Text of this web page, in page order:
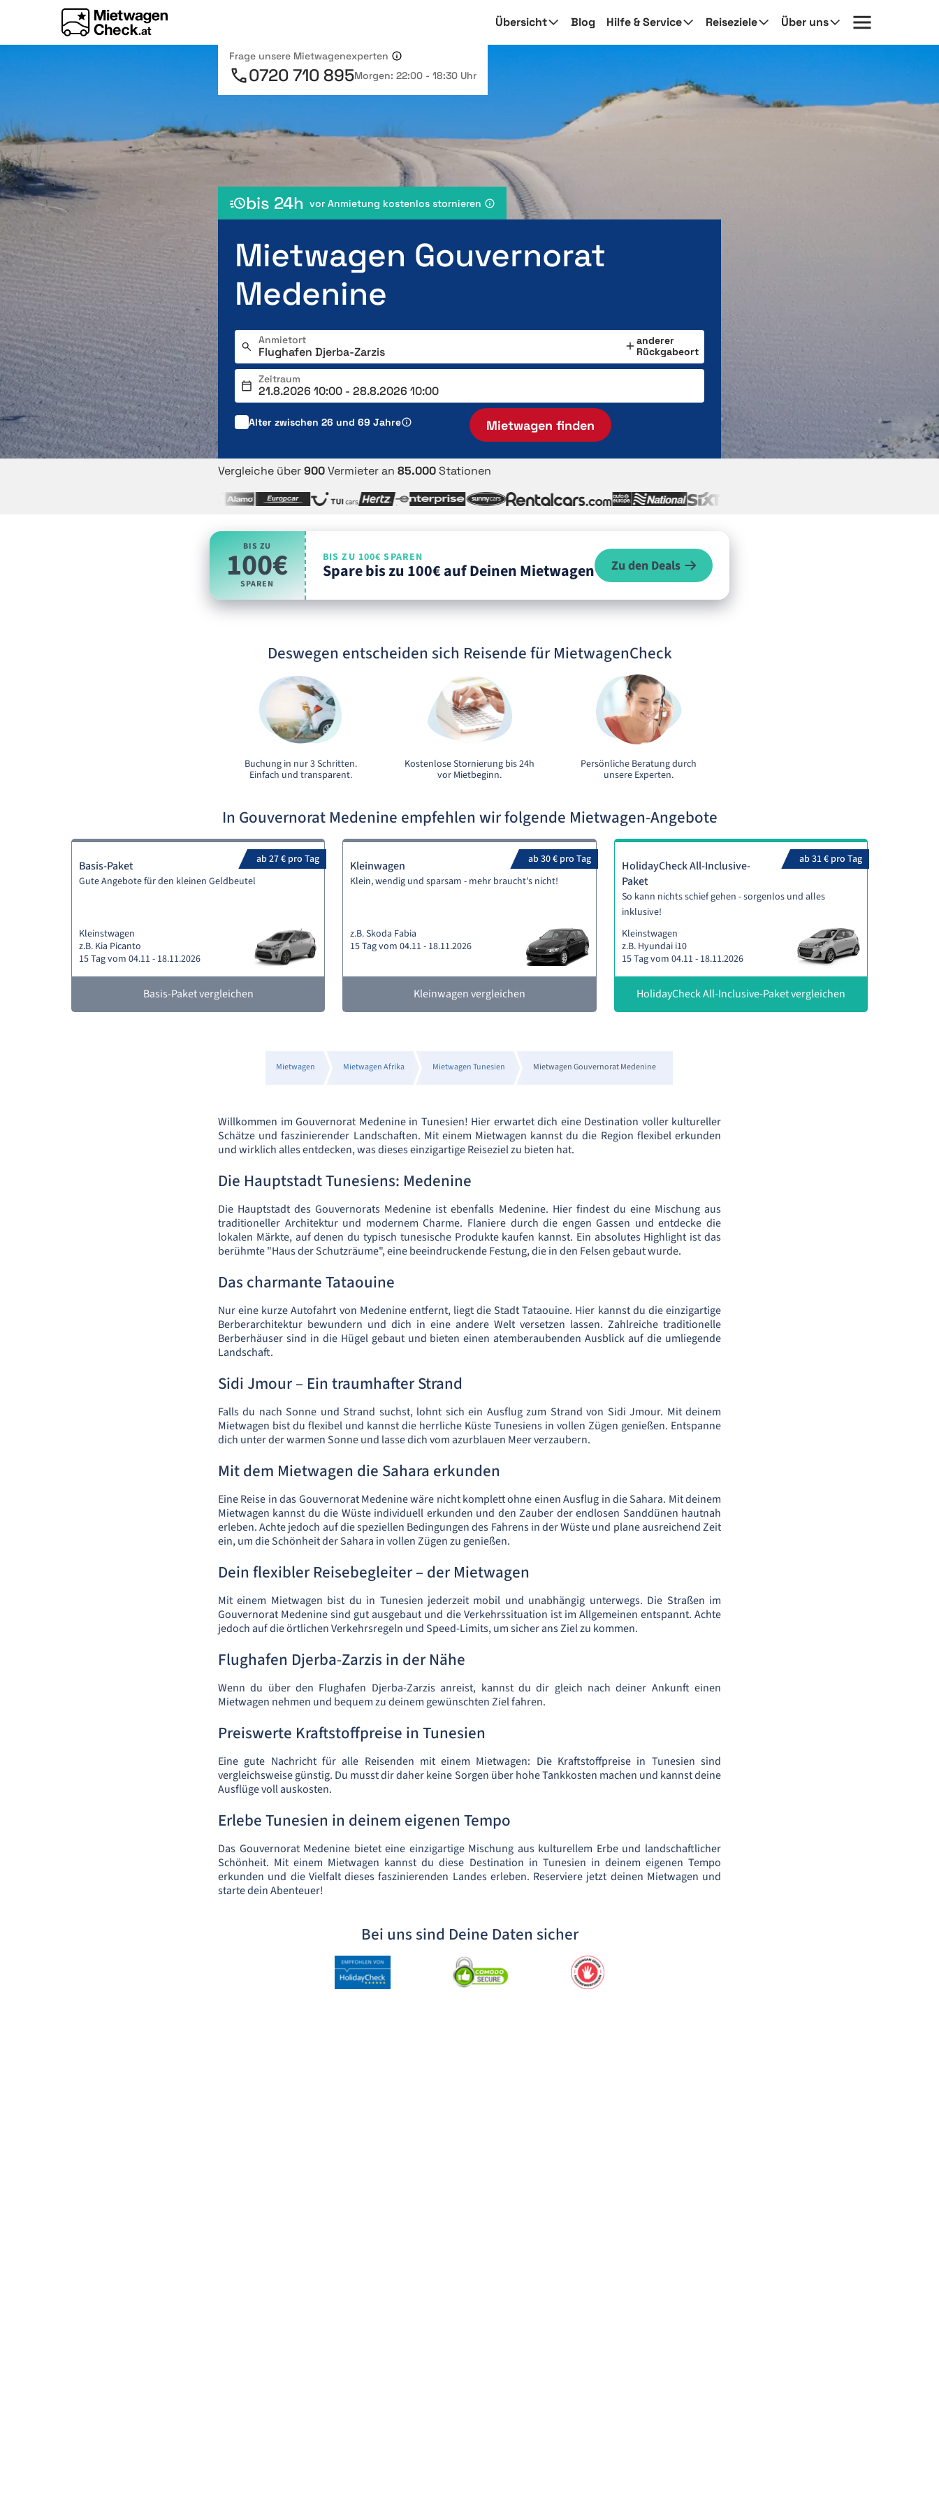
Übersicht Blog Hilfe & Service Reiseziele Über uns
Frage unsere Mietwagenexperten
0720 710 895Morgen: 22:00 - 18:30 Uhr
bis 24h vor Anmietung kostenlos stornieren
Mietwagen Gouvernorat
Medenine
Anmietort
anderer
Rückgabeort
Zeitraum
Alter zwischen 26 und 69 Jahre Mietwagen finden
Vergleiche über900Vermieter an 85.000Stationen
BIS ZU
100€
SPAREN
BIS ZU 100€ SPAREN
Spare bis zu 100€ auf Deinen Mietwagen Zu den Deals
Deswegen entscheiden sich Reisende für MietwagenCheck
Buchung in nur 3 Schritten.
Einfach und transparent.
Kostenlose Stornierung bis 24h
vor Mietbeginn.
Persönliche Beratung durch
unsere Experten.
In Gouvernorat Medenine empfehlen wir folgende Mietwagen-Angebote
ab 27 € pro Tag
Basis-Paket
Gute Angebote für den kleinen Geldbeutel
Kleinstwagen
z.B. Kia Picanto
15 Tag vom 04.11 - 18.11.2026
Basis-Paket vergleichen
ab 30 € pro Tag
Kleinwagen
Klein, wendig und sparsam - mehr braucht's nicht!
z.B. Skoda Fabia
15 Tag vom 04.11 - 18.11.2026
Kleinwagen vergleichen
ab 31 € pro Tag
HolidayCheck All-Inclusive-
Paket
So kann nichts schief gehen - sorgenlos und alles
inklusive!
Kleinstwagen
z.B. Hyundai i10
15 Tag vom 04.11 - 18.11.2026
HolidayCheck All-Inclusive-Paket vergleichen
Mietwagen Mietwagen Afrika Mietwagen Tunesien Mietwagen Gouvernorat Medenine
Willkommen im Gouvernorat Medenine in Tunesien! Hier erwartet dich eine Destination voller kultureller
Schätze und faszinierender Landschaften. Mit einem Mietwagen kannst du die Region flexibel erkunden
und wirklich alles entdecken, was dieses einzigartige Reiseziel zu bieten hat.
Die Hauptstadt Tunesiens: Medenine
Die Hauptstadt des Gouvernorats Medenine ist ebenfalls Medenine. Hier findest du eine Mischung aus
traditioneller Architektur und modernem Charme. Flaniere durch die engen Gassen und entdecke die
lokalen Märkte, auf denen du typisch tunesische Produkte kaufen kannst. Ein absolutes Highlight ist das
berühmte "Haus der Schutzräume", eine beeindruckende Festung, die in den Felsen gebaut wurde.
Das charmante Tataouine
Nur eine kurze Autofahrt von Medenine entfernt, liegt die Stadt Tataouine. Hier kannst du die einzigartige
Berberarchitektur bewundern und dich in eine andere Welt versetzen lassen. Zahlreiche traditionelle
Berberhäuser sind in die Hügel gebaut und bieten einen atemberaubenden Ausblick auf die umliegende
Landschaft.
Sidi Jmour – Ein traumhafter Strand
Falls du nach Sonne und Strand suchst, lohnt sich ein Ausflug zum Strand von Sidi Jmour. Mit deinem
Mietwagen bist du flexibel und kannst die herrliche Küste Tunesiens in vollen Zügen genießen. Entspanne
dich unter der warmen Sonne und lasse dich vom azurblauen Meer verzaubern.
Mit dem Mietwagen die Sahara erkunden
Eine Reise in das Gouvernorat Medenine wäre nicht komplett ohne einen Ausflug in die Sahara. Mit deinem
Mietwagen kannst du die Wüste individuell erkunden und den Zauber der endlosen Sanddünen hautnah
erleben. Achte jedoch auf die speziellen Bedingungen des Fahrens in der Wüste und plane ausreichend Zeit
ein, um die Schönheit der Sahara in vollen Zügen zu genießen.
Dein flexibler Reisebegleiter – der Mietwagen
Mit einem Mietwagen bist du in Tunesien jederzeit mobil und unabhängig unterwegs. Die Straßen im
Gouvernorat Medenine sind gut ausgebaut und die Verkehrssituation ist im Allgemeinen entspannt. Achte
jedoch auf die örtlichen Verkehrsregeln und Speed-Limits, um sicher ans Ziel zu kommen.
Flughafen Djerba-Zarzis in der Nähe
Wenn du über den Flughafen Djerba-Zarzis anreist, kannst du dir gleich nach deiner Ankunft einen
Mietwagen nehmen und bequem zu deinem gewünschten Ziel fahren.
Preiswerte Kraftstoffpreise in Tunesien
Eine gute Nachricht für alle Reisenden mit einem Mietwagen: Die Kraftstoffpreise in Tunesien sind
vergleichsweise günstig. Du musst dir daher keine Sorgen über hohe Tankkosten machen und kannst deine
Ausflüge voll auskosten.
Erlebe Tunesien in deinem eigenen Tempo
Das Gouvernorat Medenine bietet eine einzigartige Mischung aus kulturellem Erbe und landschaftlicher
Schönheit. Mit einem Mietwagen kannst du diese Destination in Tunesien in deinem eigenen Tempo
erkunden und die Vielfalt dieses faszinierenden Landes erleben. Reserviere jetzt deinen Mietwagen und
starte dein Abenteuer!
Bei uns sind Deine Daten sicher